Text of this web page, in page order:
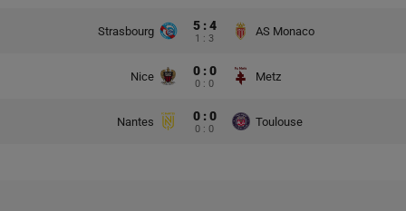
Strasbourg 5 : 4
1 : 3
AS Monaco
Nice 0 : 0
0 : 0
Metz
Nantes 0 : 0
0 : 0
Toulouse